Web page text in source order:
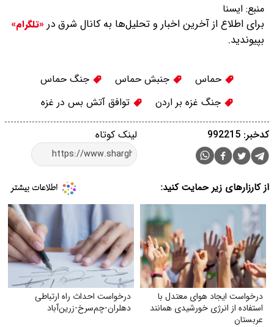
منبع: ایسنا
برای اطلاع از آخرین اخبار و تحلیل‌ها به کانال شرق در «تلگرام»
بپیوندید.
حماس جنبش حماس
جنگ حماس
جنگ غزه بر اردن
توافق آتش بس در غزه
لینک کوتاه کدخبر: 992215
از کارزارهای زیر حمایت کنید:
درخواست ایجاد هوای معتدل با
استفاده از انرژی خورشیدی همانند
عربستان
درخواست احداث راه ارتباطی
دهلران-چم‌سرخ-زرین‌آباد